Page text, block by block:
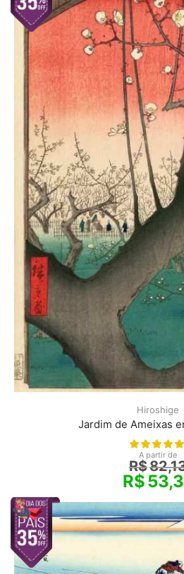
Hiroshige
Jardim de Ameixas
A partir de
R$
R$